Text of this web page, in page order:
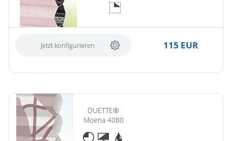
Jetzt konfigurieren 115 EUR
DUETTE®
Moena 4080